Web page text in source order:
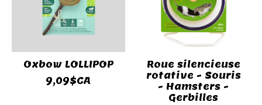
Oxbow LOLLIPOP
9,09$CA
Roue silencieuse
rotative - Souris
- Hamsters -
Gerbilles